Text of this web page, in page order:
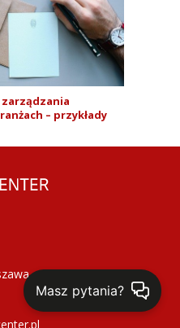
– przykłady
Masz pytania?